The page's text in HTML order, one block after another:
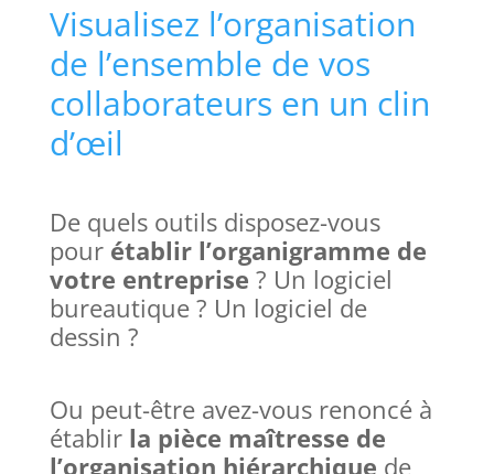
Visualisez l’organisation
de l’ensemble de vos
collaborateurs en un clin
d’œil
De quels outils disposez-vous
pour établir l’organigramme de
votre entreprise ? Un logiciel
bureautique ? Un logiciel de
dessin ?
Ou peut-être avez-vous renoncé à
établir la pièce maîtresse de
l’organisation hiérarchique de